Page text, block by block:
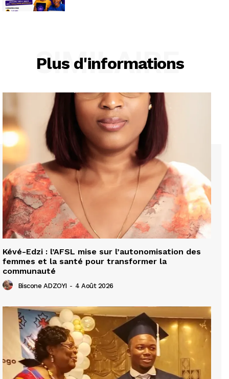
Plus d'informations
SIMILAIRE
Kévé-Edzi : l’AFSL mise sur l’autonomisation des
femmes et la santé pour transformer la
communauté
Biscone ADZOYI - 4 Août 2026